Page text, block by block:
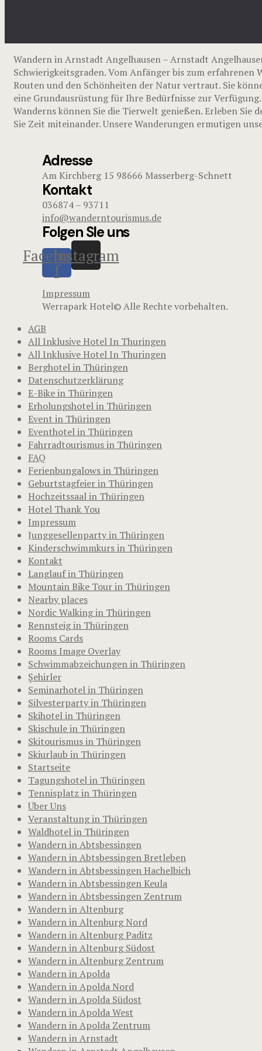
Wandern in Arnstadt Angelhausen – Arnstadt
Schwierigkeitsgraden. Vom Anfänger bis zum erfahrenen
Routen und den Schönheiten der Natur vertraut. Sie
eine Grundausrüstung für Ihre Bedürfnisse zur
Wanderns können Sie die Tierwelt genießen. Erleben Sie
Sie Zeit miteinander. Unsere Wanderungen ermutigen
Adresse
Am Kirchberg 15 98666 Masserberg-Schnett
Kontakt
036874 – 93711
info@wanderntourismus.de
Folgen SIe uns
Facebook-
f
Instagram
Impressum
Werrapark Hotel© Alle Rechte vorbehalten.
AGB
All Inklusive Hotel In Thuringen
All Inklusive Hotel In Thuringen
Berghotel in Thüringen
Datenschutzerklärung
E-Bike in Thüringen
Erholungshotel in Thüringen
Event in Thüringen
Eventhotel in Thüringen
Fahrradtourismus in Thüringen
FAQ
Ferienbungalows in Thüringen
Geburtstagfeier in Thüringen
Hochzeitssaal in Thüringen
Hotel Thank You
Impressum
Junggesellenparty in Thüringen
Kinderschwimmkurs in Thüringen
Kontakt
Langlauf in Thüringen
Mountain Bike Tour in Thüringen
Nearby places
Nordic Walking in Thüringen
Rennsteig in Thüringen
Rooms Cards
Rooms Image Overlay
Schwimmabzeichungen in Thüringen
Şehirler
Seminarhotel in Thüringen
Silvesterparty in Thüringen
Skihotel in Thüringen
Skischule in Thüringen
Skitourismus in Thüringen
Skiurlaub in Thüringen
Startseite
Tagungshotel in Thüringen
Tennisplatz in Thüringen
Über Uns
Veranstaltung in Thüringen
Waldhotel in Thüringen
Wandern in Abtsbessingen
Wandern in Abtsbessingen Bretleben
Wandern in Abtsbessingen Hachelbich
Wandern in Abtsbessingen Keula
Wandern in Abtsbessingen Zentrum
Wandern in Altenburg
Wandern in Altenburg Nord
Wandern in Altenburg Paditz
Wandern in Altenburg Südost
Wandern in Altenburg Zentrum
Wandern in Apolda
Wandern in Apolda Nord
Wandern in Apolda Südost
Wandern in Apolda West
Wandern in Apolda Zentrum
Wandern in Arnstadt